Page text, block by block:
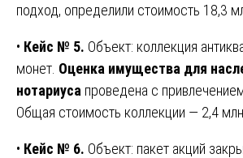
подход, определили стоимость 18,3
• Кейс № 5. Объект: коллекция
монет. Оценка имущества для
нотариуса проведена с
Общая стоимость коллекции — 2,4 млн
• Кейс № 6. Объект: пакет акций